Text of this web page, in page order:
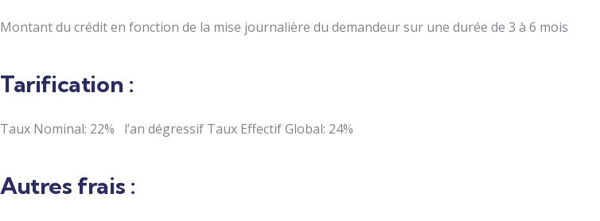
Montant du crédit en fonction de la mise journalière du demandeur sur une durée de 3 à 6 mois
Tarification :
Taux Nominal: 22% l’an dégressif Taux Effectif Global: 24%
Autres frais :